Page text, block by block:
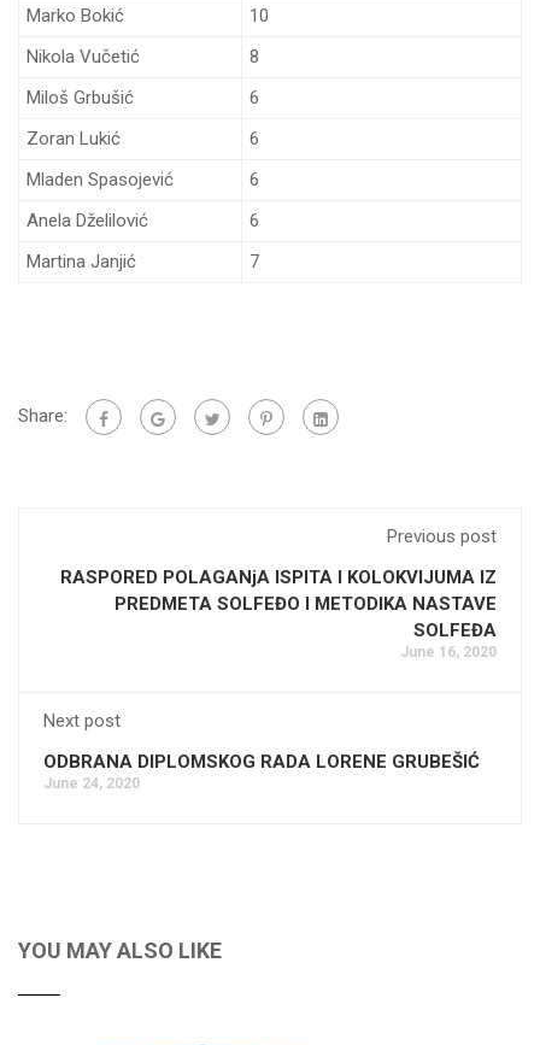
Marko Bokić
10
Nikola Vučetić
8
Miloš Grbušić
6
Zoran Lukić
6
Mladen Spasojević
6
Anela Dželilović
6
Martina Janjić
7
Share:
Previous post
RASPORED POLAGANjA ISPITA I KOLOKVIJUMA IZ
PREDMETA SOLFEĐO I METODIKA NASTAVE
SOLFEĐA
June 16, 2020
Next post
ODBRANA DIPLOMSKOG RADA LORENE GRUBEŠIĆ
June 24, 2020
YOU MAY ALSO LIKE